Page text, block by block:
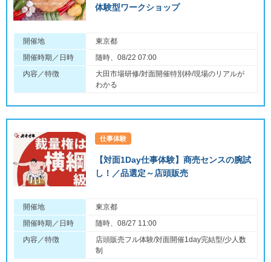
体験型ワークショップ
開催地
東京都
開催時期／日時
随時、08/22 07:00
内容／特徴
大田市場研修/対面開催特別枠/現場のリアルが
わかる
仕事体験
【対面1Day仕事体験】商売センスの腕試
し！／品選定～店頭販売
開催地
東京都
開催時期／日時
随時、08/27 11:00
内容／特徴
店頭販売フル体験/対面開催1day完結型/少人数
制